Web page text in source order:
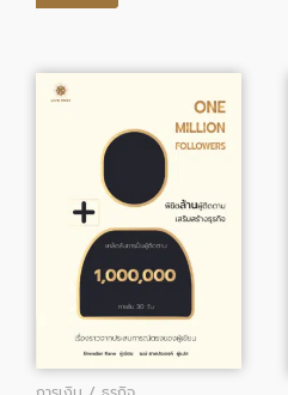
price
295.00฿.
price
is:
242.00฿.